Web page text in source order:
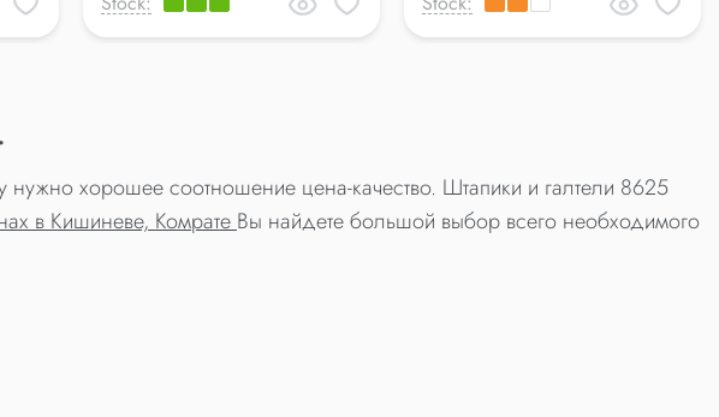
хорошее соотношение цена-качество. Штапики и галтели 8625
в Кишиневе, Комрате Вы найдете большой выбор всего необходимого